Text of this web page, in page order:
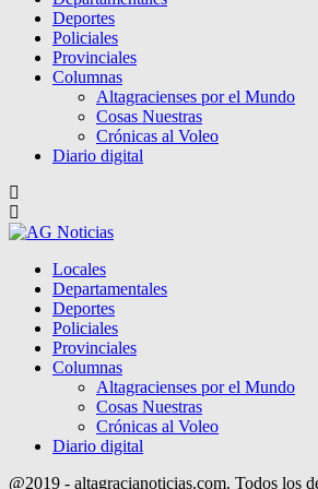
Deportes
Policiales
Provinciales
Columnas
Altagracienses por el Mundo
Cosas Nuestras
Crónicas al Voleo
Diario digital
Locales
Departamentales
Deportes
Policiales
Provinciales
Columnas
Altagracienses por el Mundo
Cosas Nuestras
Crónicas al Voleo
Diario digital
@2019 - altagracianoticias.com. Todos los